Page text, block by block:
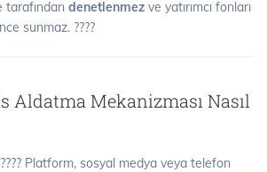
denetlenmez ve yatırımcı fonları
sunmaz. ????
Aldatma Mekanizması Nasıl
???? Platform, sosyal medya veya telefon